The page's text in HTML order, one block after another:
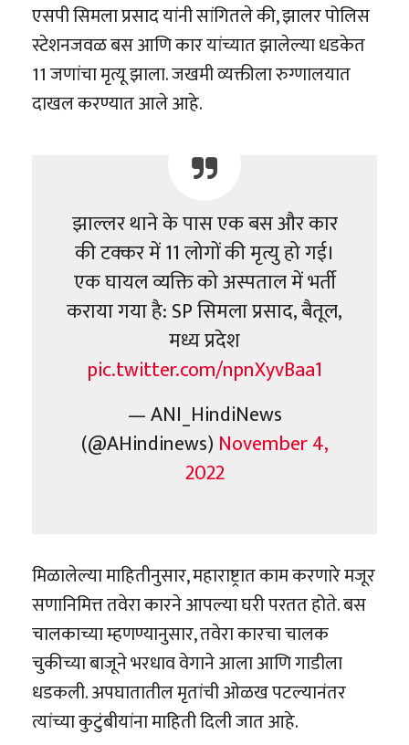
एसपी सिमला प्रसाद यांनी सांगितले की, झालर पोलिस
स्टेशनजवळ बस आणि कार यांच्यात झालेल्या धडकेत
11 जणांचा मृत्यू झाला. जखमी व्यक्तीला रुग्णालयात
दाखल करण्यात आले आहे.
झाल्लर थाने के पास एक बस और कार
की टक्कर में 11 लोगों की मृत्यु हो गई।
एक घायल व्यक्ति को अस्पताल में भर्ती
कराया गया है: SP सिमला प्रसाद, बैतूल,
मध्य प्रदेश
pic.twitter.com/npnXyvBaa1
— ANI_HindiNews
(@AHindinews) November 4,
2022
मिळालेल्या माहितीनुसार, महाराष्ट्रात काम करणारे मजूर
सणानिमित्त तवेरा कारने आपल्या घरी परतत होते. बस
चालकाच्या म्हणण्यानुसार, तवेरा कारचा चालक
चुकीच्या बाजूने भरधाव वेगाने आला आणि गाडीला
धडकली. अपघातातील मृतांची ओळख पटल्यानंतर
त्यांच्या कुटुंबीयांना माहिती दिली जात आहे.